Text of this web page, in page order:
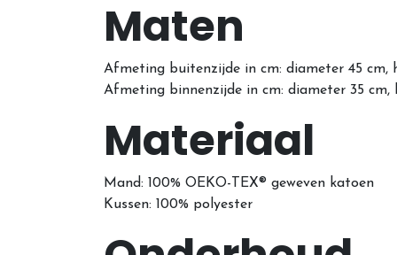
Maten
Afmeting buitenzijde in cm: diameter 45 cm,
Afmeting binnenzijde in cm: diameter 35 cm,
Materiaal
Mand: 100% OEKO-TEX® geweven katoen
Kussen: 100% polyester